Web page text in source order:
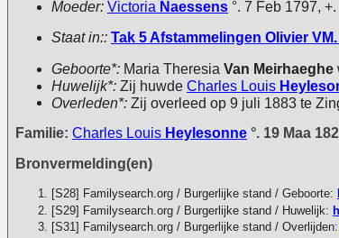
Moeder: Victoria Naessens °. 7 Feb 1797,
Staat in:: Tak 5 Afstammelingen Olivier
Geboorte*: Maria Theresia Van Meirhaeghe
Huwelijk*: Zij huwde Charles Louis
Overleden*: Zij overleed op 9 juli 1883 te
Familie: Charles Louis Heylesonne °. 19 Maa
Bronvermelding(en)
[S28] Familysearch.org / Burgerlijke stand / Geboorte:
[S29] Familysearch.org / Burgerlijke stand / Huwelijk:
[S31] Familysearch.org / Burgerlijke stand / Overlijden: